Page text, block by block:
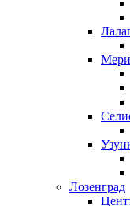
Лозенград